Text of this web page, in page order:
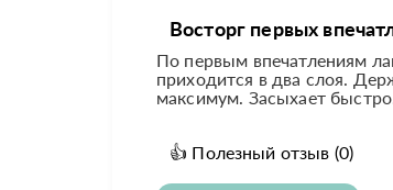
Восторг первых
По первым впечатлениям
приходится в два слоя.
максимум. Засыхает
👍 Полезный отзыв (0)